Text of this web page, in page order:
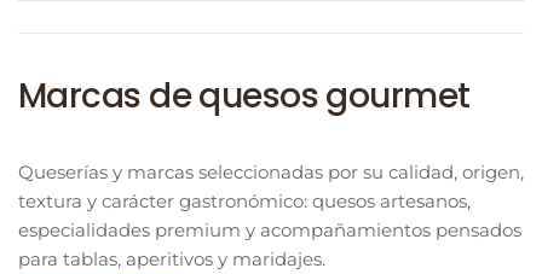
Marcas de quesos gourmet
Queserías y marcas seleccionadas por su calidad, origen,
textura y carácter gastronómico: quesos artesanos,
especialidades premium y acompañamientos pensados
para tablas, aperitivos y maridajes.